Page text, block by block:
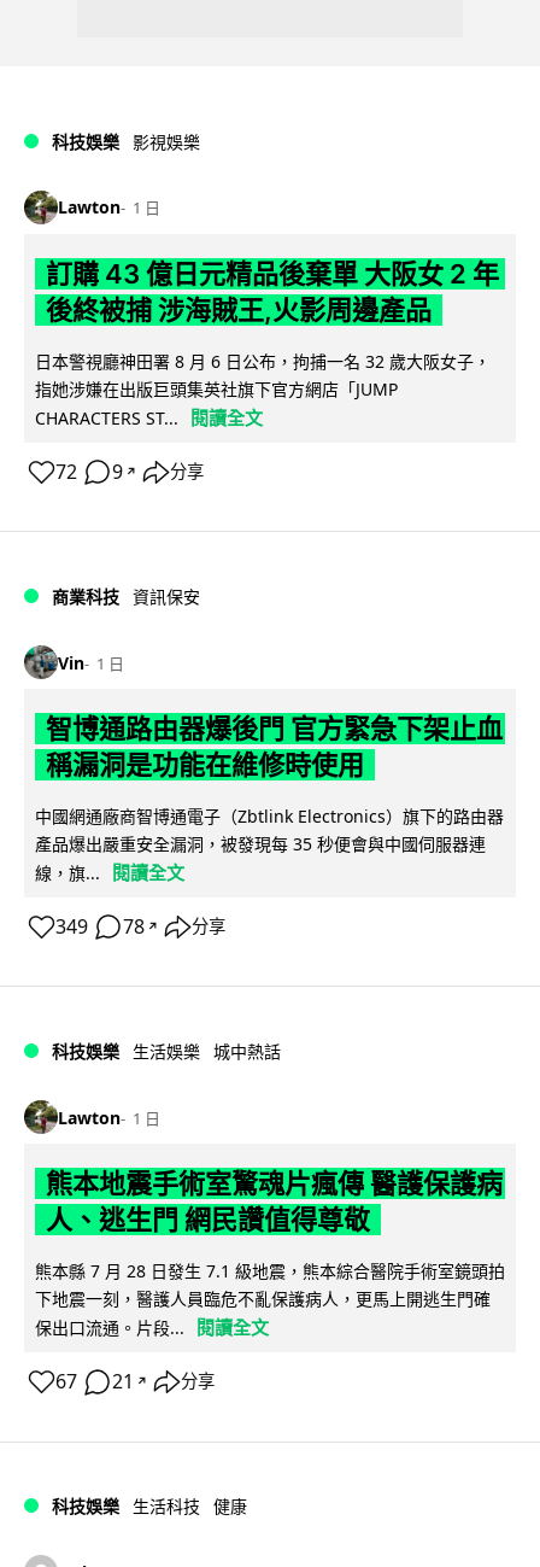
科技娛樂 影視娛樂
Lawton 1 日
訂購 43 億日元精品後棄單 大阪女 2 年
後終被捕 涉海賊王,火影周邊產品
日本警視廳神田署 8 月 6 日公布，拘捕一名 32 歲大阪女子，
指她涉嫌在出版巨頭集英社旗下官方網店「JUMP
CHARACTERS ST...
閱讀全文
72 9 ↗ 分享
商業科技 資訊保安
Vin 1 日
智博通路由器爆後門 官方緊急下架止血
稱漏洞是功能在維修時使用
中國網通廠商智博通電子（Zbtlink Electronics）旗下的路由器
產品爆出嚴重安全漏洞，被發現每 35 秒便會與中國伺服器連
線，旗...
閱讀全文
349 78 ↗ 分享
科技娛樂 生活娛樂 城中熱話
Lawton 1 日
熊本地震手術室驚魂片瘋傳 醫護保護病
人、逃生門 網民讚值得尊敬
熊本縣 7 月 28 日發生 7.1 級地震，熊本綜合醫院手術室鏡頭拍
下地震一刻，醫護人員臨危不亂保護病人，更馬上開逃生門確
保出口流通。片段...
閱讀全文
67 21 ↗ 分享
科技娛樂 生活科技 健康